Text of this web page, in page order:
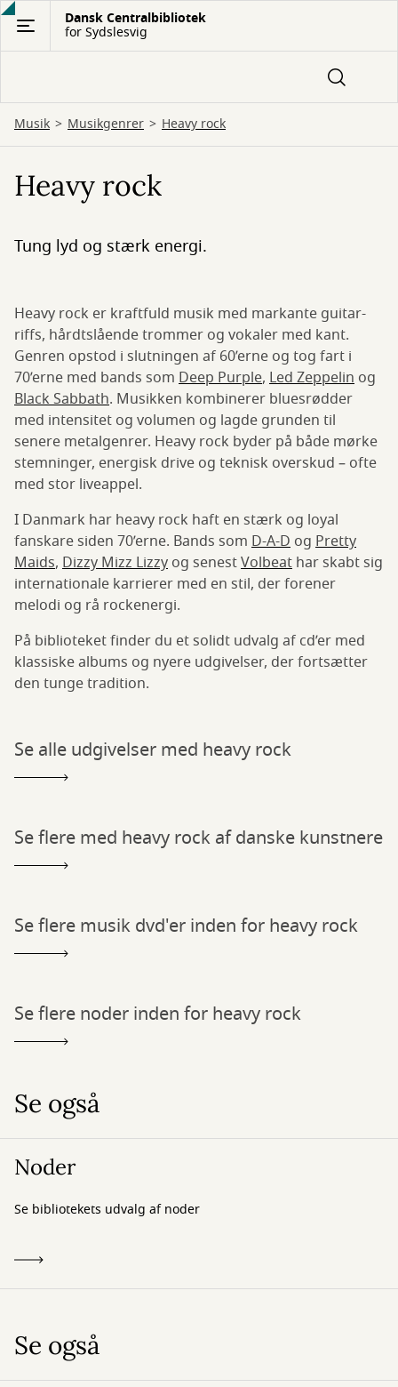
Gå
hovedindhold
Dansk Centralbibliotek
for Sydslesvig
Musik Musikgenrer Heavy rock
Heavy rock
Tung lyd og stærk energi.
Heavy rock er kraftfuld musik med markante guitar-
riffs, hårdtslående trommer og vokaler med kant.
Genren opstod i slutningen af 60’erne og tog fart i
70’erne med bands som Deep Purple, Led Zeppelin og
Black Sabbath. Musikken kombinerer bluesrødder
med intensitet og volumen og lagde grunden til
senere metalgenrer. Heavy rock byder på både mørke
stemninger, energisk drive og teknisk overskud – ofte
med stor liveappel.
I Danmark har heavy rock haft en stærk og loyal
fanskare siden 70’erne. Bands som D-A-D og Pretty
Maids, Dizzy Mizz Lizzy og senestVolbeat har skabt sig
internationale karrierer med en stil, der forener
melodi og rå rockenergi.
På biblioteket finder du et solidt udvalg af cd’er med
klassiske albums og nyere udgivelser, der fortsætter
den tunge tradition.
Se alle udgivelser med heavy rock
Se flere med heavy rock af danske kunstnere
Se flere musik dvd'er inden for heavy rock
Se flere noder inden for heavy rock
Se også
Noder
Se bibliotekets udvalg af noder
Se også